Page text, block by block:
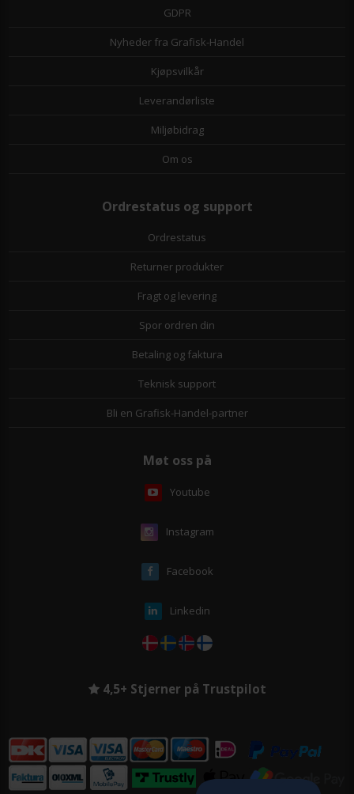
GDPR
Nyheder fra Grafisk-Handel
Kjøpsvilkår
Leverandørliste
Miljøbidrag
Om os
Ordrestatus og support
Ordrestatus
Returner produkter
Fragt og levering
Spor ordren din
Betaling og faktura
Teknisk support
Bli en Grafisk-Handel-partner
Møt oss på
Youtube
Instagram
Facebook
Linkedin
4,5+ Stjerner på Trustpilot